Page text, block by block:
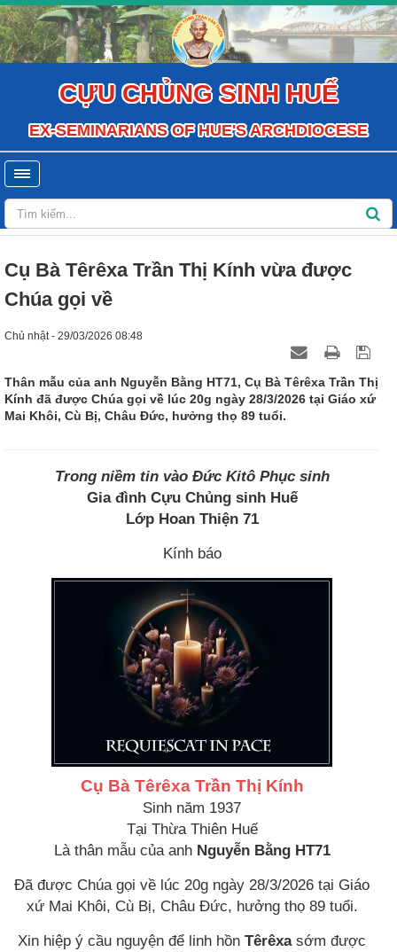
CỰU CHỦNG SINH HUẾ
EX-SEMINARIANS OF HUE'S ARCHDIOCESE
Cụ Bà Têrêxa Trần Thị Kính vừa được
Chúa gọi về
Chủ nhật - 29/03/2026 08:48
Thân mẫu của anh Nguyễn Bằng HT71, Cụ Bà Têrêxa Trần Thị
Kính đã được Chúa gọi về lúc 20g ngày 28/3/2026 tại Giáo xứ
Mai Khôi, Cù Bị, Châu Đức, hưởng thọ 89 tuổi.
Trong niềm tin vào Đức Kitô Phục sinh
Gia đình Cựu Chủng sinh Huế
Lớp Hoan Thiện 71
Kính báo
Cụ Bà Têrêxa Trần Thị Kính
Sinh năm 1937
Tại Thừa Thiên Huế
Là thân mẫu của anh Nguyễn Bằng HT71
Đã được Chúa gọi về lúc 20g ngày 28/3/2026 tại Giáo
xứ Mai Khôi, Cù Bị, Châu Đức, hưởng thọ 89 tuổi.
Xin hiệp ý cầu nguyện để linh hồn Têrêxasớm được